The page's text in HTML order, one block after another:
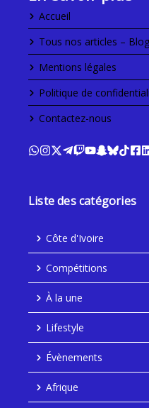
Accueil
Tous nos articles – Blog
Mentions légales
Politique de
Contactez-nous
Liste des catégories
Côte d'Ivoire
Compétitions
À la une
Lifestyle
Évènements
Afrique